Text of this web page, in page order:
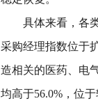
具体来看，各类
采购经理指数位于
造相关的医药、电
均高于56.0%，位于